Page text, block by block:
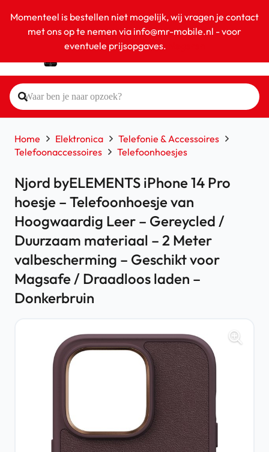
Momenteel is bestellen niet mogelijk, wij vragen je contact
met ons op te nemen via info@mr-mobile.nl - voor
eventuele prijsopgaves.
Home Elektronica
Telefonie & Accessoires
Telefoonaccessoires
Telefoonhoesjes
Njord byELEMENTS iPhone 14 Pro
hoesje – Telefoonhoesje van
Hoogwaardig Leer – Gereycled /
Duurzaam materiaal – 2 Meter
valbescherming – Geschikt voor
Magsafe / Draadloos laden –
Donkerbruin